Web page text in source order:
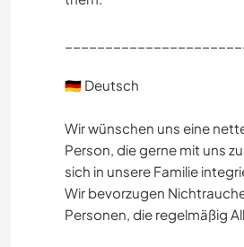
🇩🇪 Deutsch
Wir wünschen uns eine
Person, die gerne mit uns
sich in unsere Familie
Wir bevorzugen
Personen, die regelmäßig